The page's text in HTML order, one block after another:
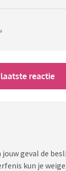
reactie
geval de
kun je